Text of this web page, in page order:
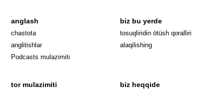
anglash
chastota
anglitishlar
Podcasts mulazimiti
biz bu yerde
tosuqliridin ötüsh qoralliri
alaqilishing
tor mulazimiti biz heqqide